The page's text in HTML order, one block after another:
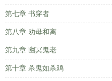
第七章 书穿者
第八章 劝母和离
第九章 幽冥鬼老
第十章 杀鬼如杀鸡